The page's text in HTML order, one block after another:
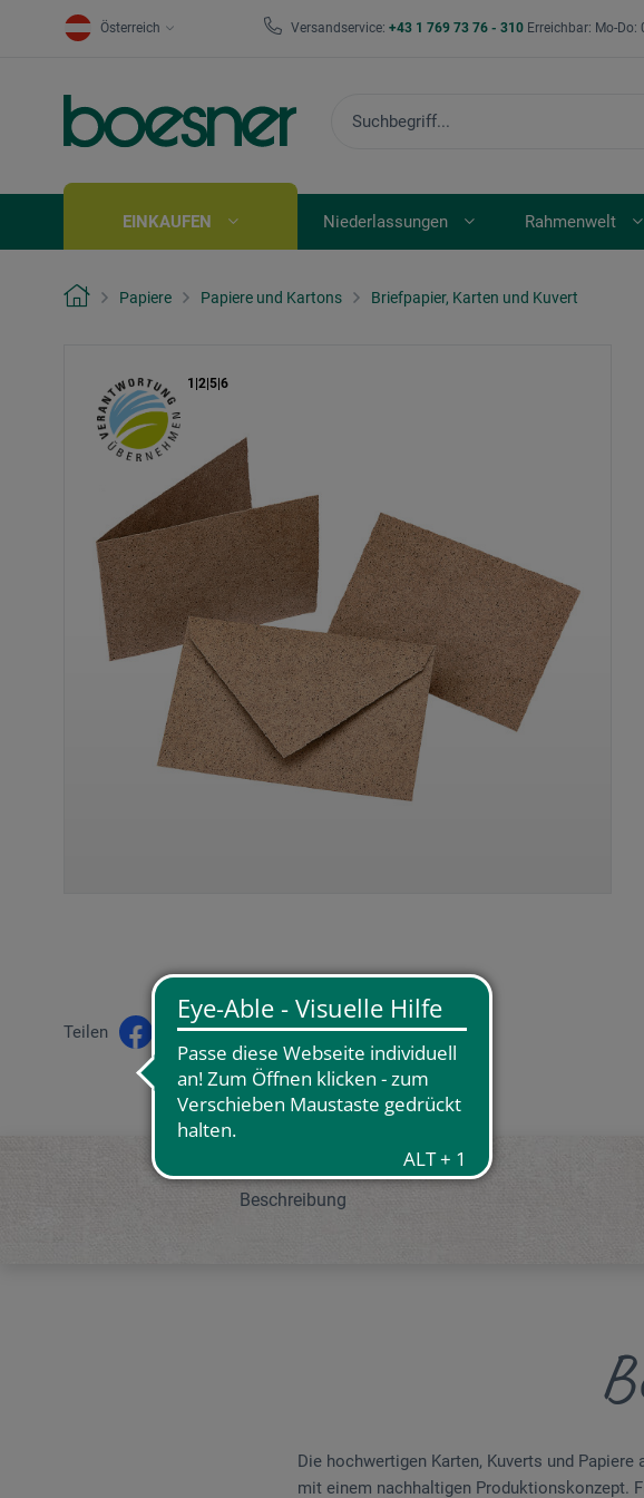
Österreich Versandservice: +43 1 769 73 76 - 310 Erreichbar: Mo-
EINKAUFEN Niederlassungen Rahmenwelt
Papiere Papiere und Kartons Briefpapier, Karten und Kuvert
1|2|5|6
Teilen
Beschreibung
Die hochwertigen Karten, Kuverts und
mit einem nachhaltigen Produktionskonzept.